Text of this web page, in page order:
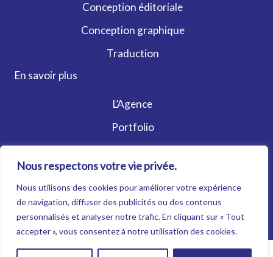
Nous respectons votre vie privée.
Nous utilisons des cookies pour améliorer votre expérience
de navigation, diffuser des publicités ou des contenus
personnalisés et analyser notre trafic. En cliquant sur « Tout
accepter », vous consentez à notre utilisation des cookies.
Conception éditoriale
Conception graphique
Traduction
En savoir plus
L’Agence
Portfolio
Actualités
© L'Agence Papillon - Tous droits réservés |
Mentions
légales|Politique de confidentialité